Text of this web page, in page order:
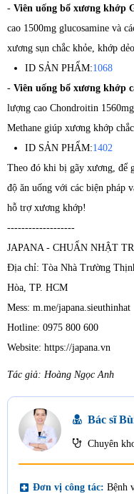
- Viên uống bổ xương khớp
cao 1500mg glucosamine và
xương sụn chắc khỏe, khớp
ID SẢN PHẨM:1068
- Viên uống bổ xương khớp
lượng cao Chondroitin
Methane giúp xương khớp
ID SẢN PHẨM:1402
Theo đó khi bị gãy xương, để
độ ăn uống với các biện pháp
hỗ trợ xương khớp!
-------------------
JAPANA - CHUẨN NHẬT
Địa chỉ: Tòa Nhà Trường
Hòa, TP. HCM
Mess: m.me/japana.sieuthinhat
Hotline: 0975 800 600
Website: https://japana.vn
Tác giả: Hoàng Ngọc Anh
Bác sĩ
Chuyên
local_hospital Đơn vị công tác: Bệnh